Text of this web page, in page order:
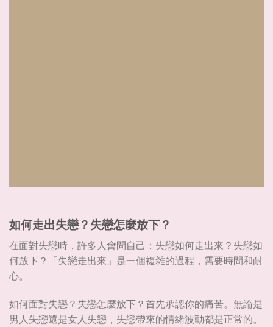
如何走出失戀？失戀怎麼放下？
在面對失戀時，許多人會問自己：失戀如何走出來？失戀如
何放下？「失戀走出來」是一個複雜的過程，需要時間和耐
心。
如何面對失戀？失戀怎麼放下？首先承認你的痛苦。無論是
男人失戀還是女人失戀，失戀帶來的情緒波動都是正常的。